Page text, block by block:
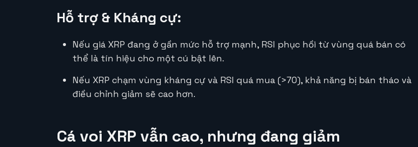
Hỗ trợ & Kháng cự:
Nếu giá XRP đang ở gần mức hỗ trợ mạnh, RSI phục hồi từ vùng quá bán có
thể là tín hiệu cho một cú bật lên.
Nếu XRP chạm vùng kháng cự và RSI quá mua (>70), khả năng bị bán tháo và
điều chỉnh giảm sẽ cao hơn.
Cá voi XRP vẫn cao, nhưng đang giảm